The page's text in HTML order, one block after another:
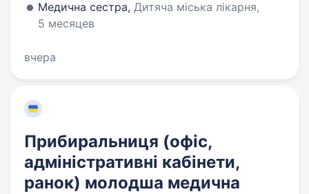
Медична сестра, Дитяча міська лікарня,
5 месяцев
вчера
Прибиральниця (офіс,
адміністративні кабінети,
ранок) молодша медична